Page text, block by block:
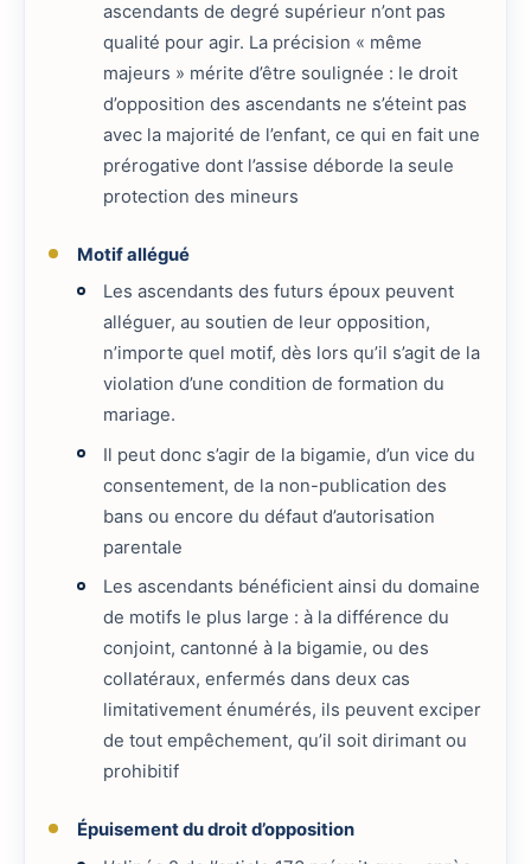
ascendants de degré supérieur n’ont pas
qualité pour agir. La précision « même
majeurs » mérite d’être soulignée : le droit
d’opposition des ascendants ne s’éteint pas
avec la majorité de l’enfant, ce qui en fait une
prérogative dont l’assise déborde la seule
protection des mineurs
Motif allégué
Les ascendants des futurs époux peuvent
alléguer, au soutien de leur opposition,
n’importe quel motif, dès lors qu’il s’agit de la
violation d’une condition de formation du
mariage.
Il peut donc s’agir de la bigamie, d’un vice du
consentement, de la non-publication des
bans ou encore du défaut d’autorisation
parentale
Les ascendants bénéficient ainsi du domaine
de motifs le plus large : à la différence du
conjoint, cantonné à la bigamie, ou des
collatéraux, enfermés dans deux cas
limitativement énumérés, ils peuvent exciper
de tout empêchement, qu’il soit dirimant ou
prohibitif
Épuisement du droit d’opposition